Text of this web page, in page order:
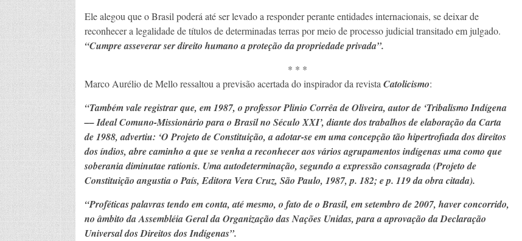
Ele alegou que o Brasil poderá até ser levado a responder perante entidades internacionais, se deixar de
reconhecer a legalidade de títulos de determinadas terras por meio de processo judicial transitado em julgado.
“Cumpre asseverar ser direito humano a proteção da propriedade privada”.
* * *
Marco Aurélio de Mello ressaltou a previsão acertada do inspirador da revista Catolicismo:
“Também vale registrar que, em 1987, o professor Plinio Corrêa de Oliveira, autor de ‘Tribalismo Indígena
–– Ideal Comuno-Missionário para o Brasil no Século XXI’, diante dos trabalhos de elaboração da Carta
de 1988, advertiu: ‘O Projeto de Constituição, a adotar-se em uma concepção tão hipertrofiada dos direitos
dos índios, abre caminho a que se venha a reconhecer aos vários agrupamentos indígenas uma como que
soberania diminutae rationis. Uma autodeterminação, segundo a expressão consagrada (Projeto de
Constituição angustia o País, Editora Vera Cruz, São Paulo, 1987, p. 182; e p. 119 da obra citada).
“Proféticas palavras tendo em conta, até mesmo, o fato de o Brasil, em setembro de 2007, haver concorrido,
no âmbito da Assembléia Geral da Organização das Nações Unidas, para a aprovação da Declaração
Universal dos Direitos dos Indígenas”.